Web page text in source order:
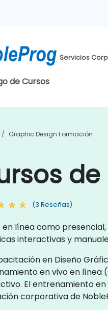
Servicios
de Cursos
Graphic Design Formación
(3 Reseñas)
en línea como
interactivas y
en Diseño
en vivo en línea
El entrenamiento
corporativa de